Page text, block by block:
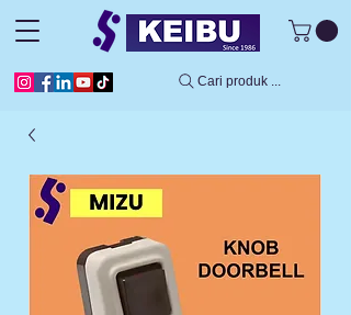
Cari produk ...